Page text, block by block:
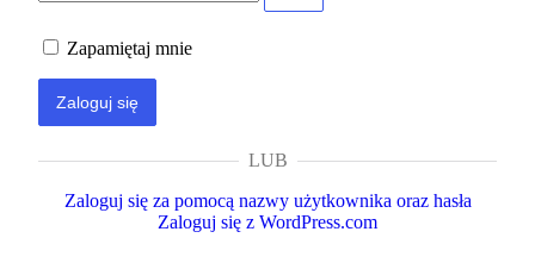
Zapamiętaj mnie
LUB
Zaloguj się za pomocą nazwy użytkownika oraz hasła
Zaloguj się z WordPress.com